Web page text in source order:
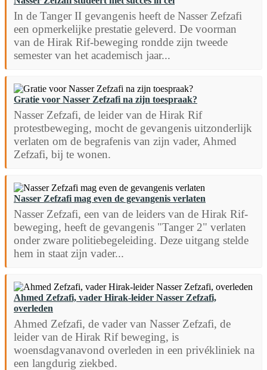
In de Tanger II gevangenis heeft de Nasser Zefzafi
een opmerkelijke prestatie geleverd. De voorman
van de Hirak Rif-beweging rondde zijn tweede
semester van het academisch jaar...
Gratie voor Nasser Zefzafi na zijn toespraak?
Nasser Zefzafi, de leider van de Hirak Rif
protestbeweging, mocht de gevangenis uitzonderlijk
verlaten om de begrafenis van zijn vader, Ahmed
Zefzafi, bij te wonen.
Nasser Zefzafi mag even de gevangenis verlaten
Nasser Zefzafi, een van de leiders van de Hirak Rif-
beweging, heeft de gevangenis "Tanger 2" verlaten
onder zware politiebegeleiding. Deze uitgang stelde
hem in staat zijn vader...
Ahmed Zefzafi, vader Hirak-leider Nasser Zefzafi,
overleden
Ahmed Zefzafi, de vader van Nasser Zefzafi, de
leider van de Hirak Rif beweging, is
woensdagvanavond overleden in een privékliniek na
een langdurig ziekbed.